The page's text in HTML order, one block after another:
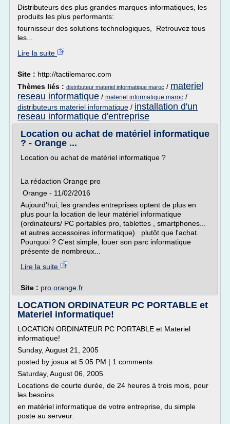
Distributeurs des plus grandes marques informatiques, les
produits les plus performants:
fournisseur des solutions technologiques, Retrouvez tous
les...
Lire la suite
Site : http://tactilemaroc.com
Thèmes liés : distributeur materiel informatique maroc / materiel
reseau informatique / materiel informatique maroc /
distributeurs materiel informatique / installation d'un
reseau informatique d'entreprise
Location ou achat de matériel informatique
? - Orange ...
Location ou achat de matériel informatique ?
La rédaction Orange pro
Orange - 11/02/2016
Aujourd'hui, les grandes entreprises optent de plus en
plus pour la location de leur matériel informatique
(ordinateurs/ PC portables pro, tablettes , smartphones...
et autres accessoires informatique) plutôt que l'achat.
Pourquoi ? C'est simple, louer son parc informatique
présente de nombreux...
Lire la suite
Site : pro.orange.fr
LOCATION ORDINATEUR PC PORTABLE et
Materiel informatique!
LOCATION ORDINATEUR PC PORTABLE et Materiel
informatique!
Sunday, August 21, 2005
posted by josua at 5:05 PM | 1 comments
Saturday, August 06, 2005
Locations de courte durée, de 24 heures à trois mois, pour
les besoins
en matériel informatique de votre entreprise, du simple
poste au serveur.